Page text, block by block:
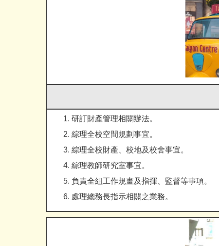
研訂財產管理相關辦法。
綜理全校空間規劃事宜。
綜理全校財產、校地及校舍事宜。
綜理教師研究室事宜。
負責全組工作規畫及指揮、監督等事項。
處理總務長指示相關之業務。